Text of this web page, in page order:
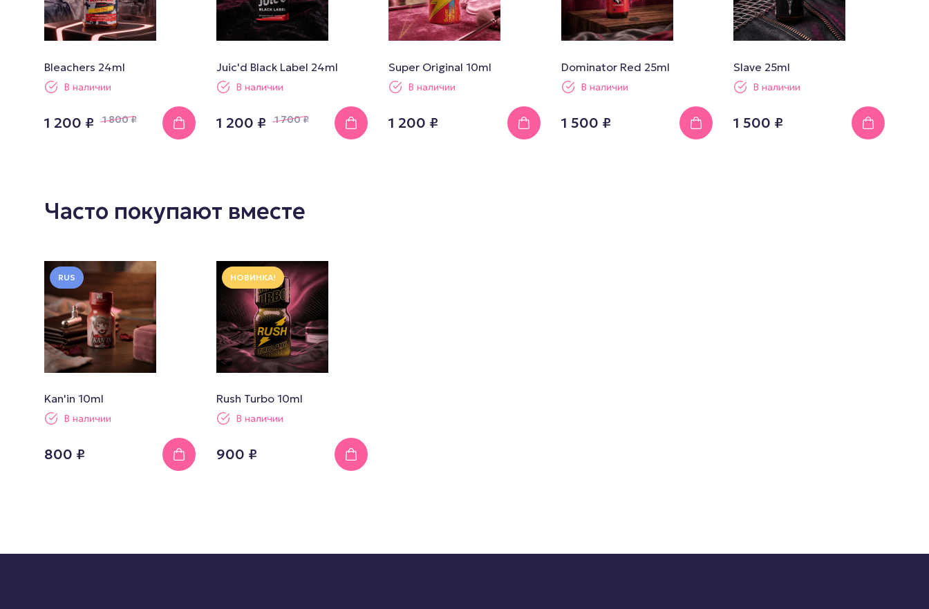
Bleachers 24ml
В наличии
1 200 ₽ 1 800₽
Juic'd Black Label 24ml
В наличии
1 200 ₽ 1 700₽
Super Original 10ml
В наличии
1 200 ₽
Dominator Red 25ml
В наличии
1 500 ₽
Slave 25ml
В наличии
1 500 ₽
Часто покупают вместе
RUS
Kan'in 10ml
В наличии
800 ₽
НОВИНКА!
Rush Turbo 10ml
В наличии
900 ₽